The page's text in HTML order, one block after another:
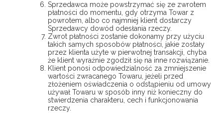
Sprzedawca może powstrzymać się ze zwrotem
płatności do momentu, gdy otrzyma Towar z
powrotem, albo co najmniej klient dostarczy
Sprzedawcy dowód odesłania rzeczy.
Zwrot płatności zostanie dokonamy przy użyciu
takich samych sposobów płatności, jakie zostały
przez klienta użyte w pierwotnej transakcji, chyba
że klient wyraźnie zgodził się na inne rozwiązanie.
Klient ponosi odpowiedzialność za zmniejszenie
wartości zwracanego Towaru, jeżeli przed
złożeniem oświadczenia o odstąpieniu od umowy
używał Towaru w sposób inny niż konieczny do
stwierdzenia charakteru, cech i funkcjonowania
rzeczy.